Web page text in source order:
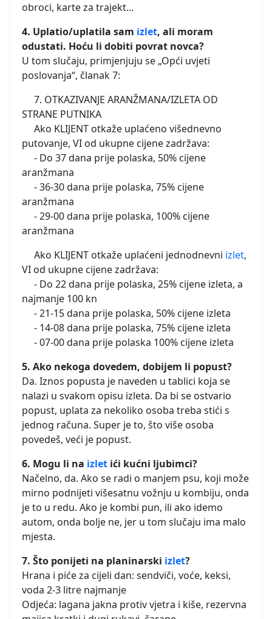
obroci, karte za trajekt...
4. Uplatio/uplatila sam izlet, ali moram
odustati. Hoću li dobiti povrat novca?
U tom slučaju, primjenjuju se „Opći uvjeti
poslovanja“, članak 7:
7. OTKAZIVANJE ARANŽMANA/IZLETA OD
STRANE PUTNIKA
Ako KLIJENT otkaže uplaćeno višednevno
putovanje, VI od ukupne cijene zadržava:
- Do 37 dana prije polaska, 50% cijene
aranžmana
- 36-30 dana prije polaska, 75% cijene
aranžmana
- 29-00 dana prije polaska, 100% cijene
aranžmana
Ako KLIJENT otkaže uplaćeni jednodnevni izlet,
VI od ukupne cijene zadržava:
- Do 22 dana prije polaska, 25% cijene izleta, a
najmanje 100 kn
- 21-15 dana prije polaska, 50% cijene izleta
- 14-08 dana prije polaska, 75% cijene izleta
- 07-00 dana prije polaska 100% cijene izleta
5. Ako nekoga dovedem, dobijem li popust?
Da. Iznos popusta je naveden u tablici koja se
nalazi u svakom opisu izleta. Da bi se ostvario
popust, uplata za nekoliko osoba treba stići s
jednog računa. Super je to, što više osoba
povedeš, veći je popust.
6. Mogu li na izlet ići kućni ljubimci?
Načelno, da. Ako se radi o manjem psu, koji može
mirno podnijeti višesatnu vožnju u kombiju, onda
je to u redu. Ako je kombi pun, ili ako idemo
autom, onda bolje ne, jer u tom slučaju ima malo
mjesta.
7. Što ponijeti na planinarski izlet?
Hrana i piće za cijeli dan: sendviči, voće, keksi,
voda 2-3 litre najmanje
Odjeća: lagana jakna protiv vjetra i kiše, rezervna